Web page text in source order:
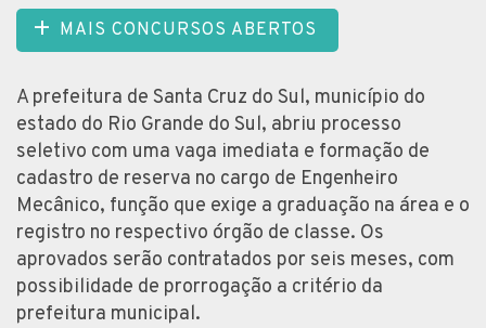
MAIS CONCURSOS ABERTOS
A prefeitura de Santa Cruz do Sul, município do
estado do Rio Grande do Sul, abriu processo
seletivo com uma vaga imediata e formação de
cadastro de reserva no cargo de Engenheiro
Mecânico, função que exige a graduação na área e o
registro no respectivo órgão de classe. Os
aprovados serão contratados por seis meses, com
possibilidade de prorrogação a critério da
prefeitura municipal.